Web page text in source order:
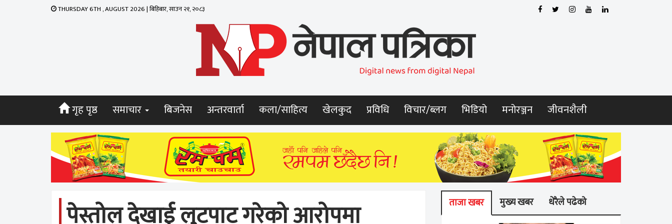
THURSDAY 6TH , AUGUST 2026 | बिहिबार, साउन २१, २०८३
गृह पृष्ठ समाचार बिजनेस अन्तरवार्ता कला/साहित्य खेलकुद प्रविधि विचार/ब्लग भिडियो मनोरञ्जन जीवनशैली
पेस्तोल देखाई लुटपाट गरेको आरोपमा ताजा खबर मुख्य खबर धेरैले पढेको